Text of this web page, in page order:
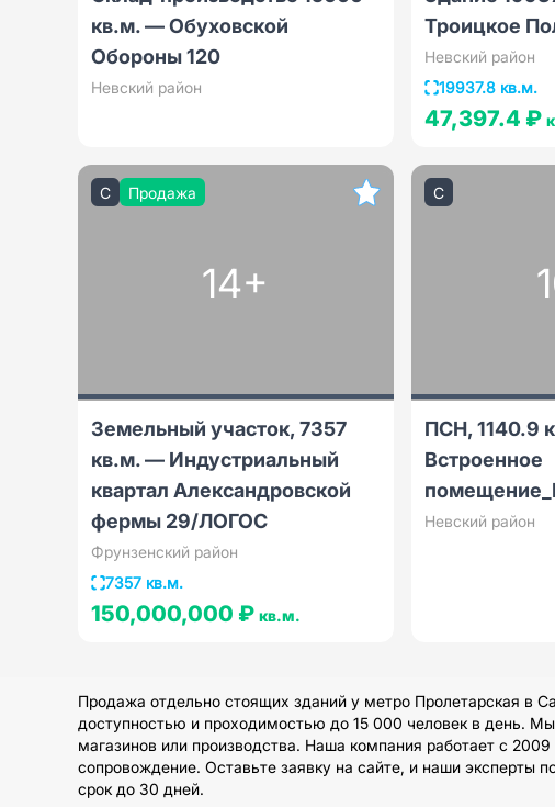
кв.м. — Обуховской
Обороны 120
Невский район
Троицкое
Невский район
19937.8 кв.м.
47,397.4 ₽
C Продажа
14+
Земельный участок, 7357
кв.м. — Индустриальный
квартал Александровской
фермы 29/ЛОГОС
Фрунзенский район
7357 кв.м.
150,000,000 ₽ кв.м.
C
ПСН, 1140.9
Встроенное
Невский район
Продажа отдельно стоящих зданий у метро Пролетарская в
доступностью и проходимостью до 15 000 человек в день.
магазинов или производства. Наша компания работает с
сопровождение. Оставьте заявку на сайте, и наши эксперты
срок до 30 дней.